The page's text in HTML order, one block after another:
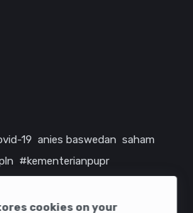
cookies on your
19 anies baswedan saham
#kementerianpupr
tol china amerika serikat